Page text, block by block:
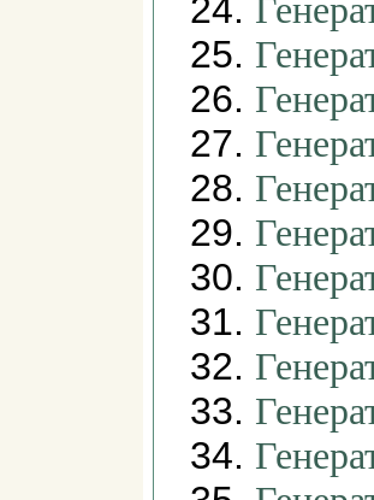
24.
25.
26.
27.
28.
29.
30.
31.
32.
33.
34.